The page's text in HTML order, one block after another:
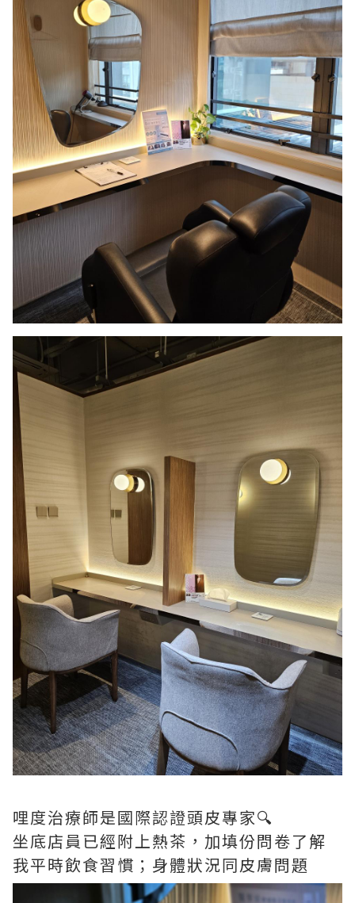
哩度治療師是國際認證頭皮專家🔍
坐底店員已經附上熱茶，加填份問卷了解
我平時飲食習慣；身體狀況同皮膚問題